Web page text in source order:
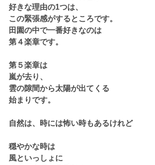
好きな理由の1つは、
この緊張感がするところです。
田園の中で一番好きなのは
第４楽章です。
第５楽章は
嵐が去り、
雲の隙間から太陽が出てくる
始まりです。
自然は、時には怖い時もあるけれど
穏やかな時は
風といっしょに